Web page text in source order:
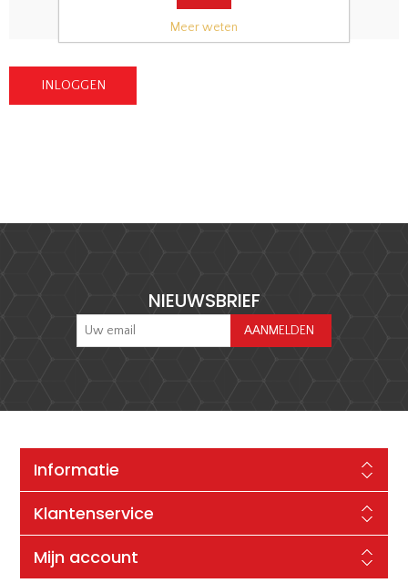
Onthoudt mij?Wachtwoord vergeten?
NIEUWSBRIEF
Informatie
Klantenservice
Mijn account
Meer weten